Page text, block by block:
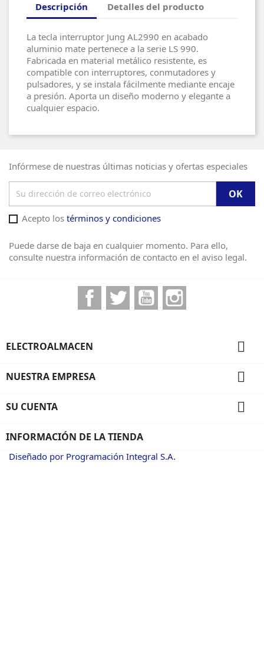
Descripción Detalles del producto
La tecla interruptor Jung AL2990 en acabado
aluminio mate pertenece a la serie LS 990.
Fabricada en material metálico resistente, es
compatible con interruptores, conmutadores y
pulsadores, y se instala fácilmente mediante encaje
a presión. Aporta un diseño moderno y elegante a
cualquier espacio.
Infórmese de nuestras últimas noticias y ofertas especiales
Acepto los términos y condiciones
Puede darse de baja en cualquier momento. Para ello,
consulte nuestra información de contacto en el aviso legal.
FacebookTwitter YouTube
ELECTROALMACEN 
NUESTRA EMPRESA 
SU CUENTA 
INFORMACIÓN DE LA TIENDA
Diseñado por Programación Integral S.A.